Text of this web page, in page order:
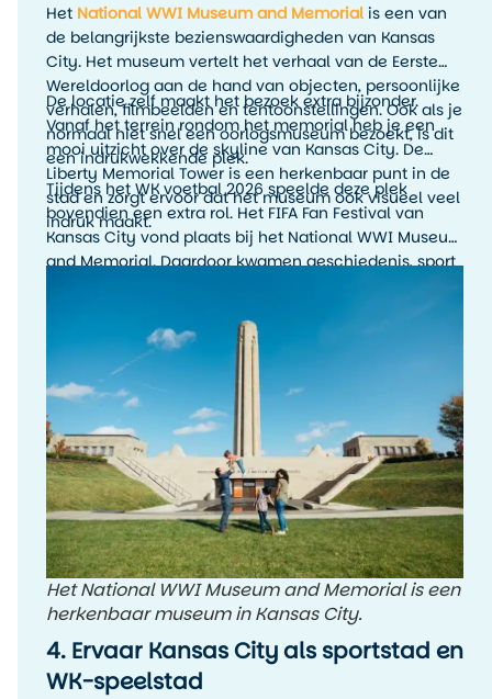
Het National WWI Museum and Memorial is een van
de belangrijkste bezienswaardigheden van Kansas
City. Het museum vertelt het verhaal van de Eerste
Wereldoorlog aan de hand van objecten, persoonlijke
verhalen, filmbeelden en tentoonstellingen. Ook als je
normaal niet snel een oorlogsmuseum bezoekt, is dit
een indrukwekkende plek.
De locatie zelf maakt het bezoek extra bijzonder.
Vanaf het terrein rondom het memorial heb je een
mooi uitzicht over de skyline van Kansas City. De
Liberty Memorial Tower is een herkenbaar punt in de
stad en zorgt ervoor dat het museum ook visueel veel
indruk maakt.
Tijdens het WK voetbal 2026 speelde deze plek
bovendien een extra rol. Het FIFA Fan Festival van
Kansas City vond plaats bij het National WWI Museum
and Memorial. Daardoor kwamen geschiedenis, sport
Het National WWI Museum and Memorial is een
herkenbaar museum in Kansas City.
4. Ervaar Kansas City als sportstad en
WK-speelstad